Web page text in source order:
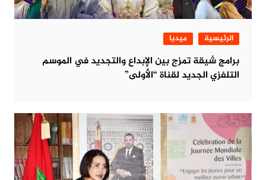
الرئيسية ميديا
برامج شيقة تمزج بين الإبداع والتجديد في الموسم
التلفزي الجديد لقناة “الأولى”